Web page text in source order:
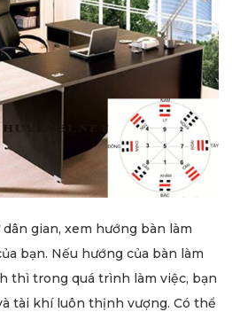
gian, xem hướng bàn làm
bạn. Nếu hướng của bàn làm
thì trong quá trình làm việc, bạn
tài khí luôn thịnh vượng. Có thể